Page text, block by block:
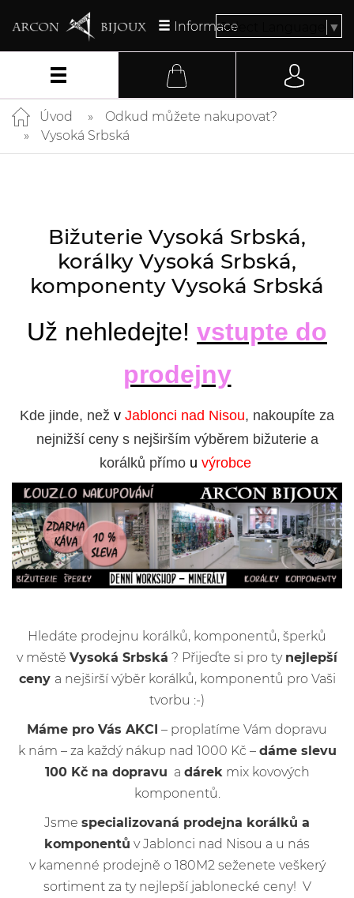
InformaceSelect Language ▼
Úvod
Odkud můžete nakupovat?
Vysoká Srbská
Bižuterie Vysoká Srbská,
korálky Vysoká Srbská,
komponenty Vysoká Srbská
Už nehledejte! vstupte do
prodejny
Kde jinde, než v Jablonci nad Nisou, nakoupíte za
nejnižší ceny s nejširším výběrem bižuterie a
korálků přímo u výrobce
Hledáte prodejnu korálků, komponentů, šperků
v městě Vysoká Srbská ? Přijeďte si pro ty nejlepší
ceny a nejširší výběr korálků, komponentů pro Vaši
tvorbu :-)
Máme pro Vás AKCI – proplatíme Vám dopravu
k nám – za každý nákup nad 1000 Kč – dáme slevu
100 Kč na dopravu a dárek mix kovových
komponentů.
Jsme specializovaná prodejna korálků a
komponentů v Jablonci nad Nisou a u nás
v kamenné prodejně o 180M2 seženete veškerý
sortiment za ty nejlepší jablonecké ceny! V